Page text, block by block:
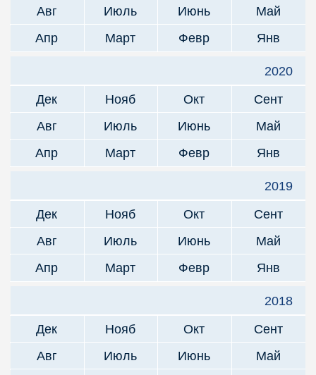
Авг
Июль Июнь
Май
Апр
Март Февр Янв
2020
Дек
Нояб Окт
Сент
Авг
Июль Июнь
Май
Апр
Март Февр Янв
2019
Дек
Нояб Окт
Сент
Авг
Июль Июнь
Май
Апр
Март Февр Янв
2018
Дек
Нояб Окт
Сент
Авг
Июль Июнь
Май